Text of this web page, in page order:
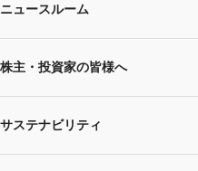
企業情報トップ
SUBARUのありたい姿
SUBARU 2025方針
ニュースルーム
ニュースルームトップ
ニュースリリース
株主・投資家の皆様へ
株主・投資家の皆様へトップ
サステナビリティ